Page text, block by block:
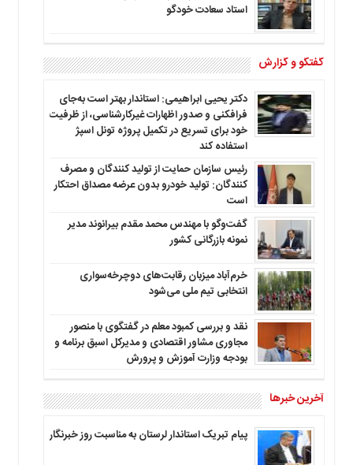
استاد سعادت خودگو
گفتگو و گزارش
دکتر یحیی ابراهیمی: استاندار بهتر است به‌جای
فرافکنی و صدور اظهارات غیرکارشناسی، از ظرفیت
خود برای تسریع در تکمیل پروژه تونل اسپژ
استفاده کند
رئیس سازمان حمایت از تولید کنندگان و مصرف
کنندگان: تولید خودرو بدون عرضه مصداق احتکار
است
گفت‌وگو با مهندس محمد مقدم بیرانوند مدیر
نمونه بازرگانی کشور
خرم‌آباد میزبان رقابت‌های دوچرخه‌سواری
انتخابی تیم ملی می‌شود
نقد و بررسی کمبود معلم در گفتگوی با منصور
مجاوری مشاور اقتصادی و مدیرکل اسبق برنامه و
بودجه وزارت آموزش و پرورش
آخرین خبرها
پیام تبریک استاندار لرستان به‌ مناسبت روز خبرنگار